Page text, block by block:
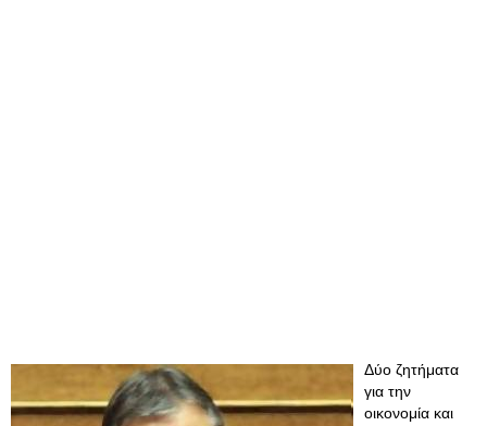
Δύο ζητήματα
για την
οικονομία και